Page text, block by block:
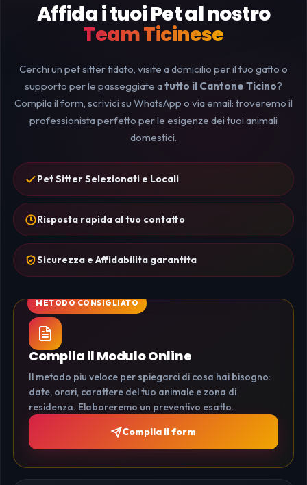
Affida i tuoi Pet al nostro
Team Ticinese
Cerchi un pet sitter fidato, visite a domicilio per il tuo gatto o
supporto per le passeggiate atutto il Cantone Ticino?
Compila il form, scrivici su WhatsApp o via email: troveremo il
professionista perfetto per le esigenze dei tuoi animali
domestici.
Pet Sitter Selezionati e Locali
Risposta rapida al tuo contatto
Sicurezza e Affidabilita garantita
Compila il Modulo Online
Il metodo piu veloce per spiegarci di cosa hai bisogno:
date, orari, carattere del tuo animale e zona di
residenza. Elaboreremo un preventivo esatto.
Compila il form